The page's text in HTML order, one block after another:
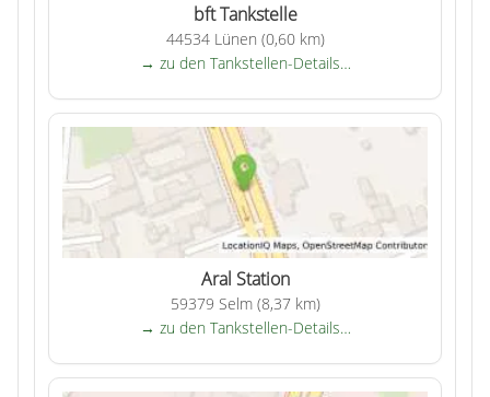
bft Tankstelle
44534 Lünen (0,60 km)
→ zu den Tankstellen-Details…
Aral Station
59379 Selm (8,37 km)
→ zu den Tankstellen-Details…